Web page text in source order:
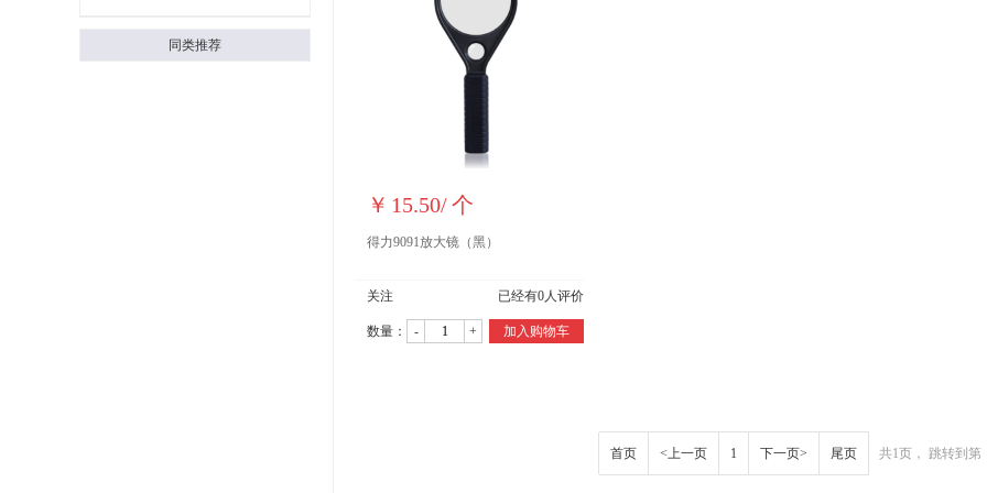
同类推荐
￥ 15.50/个
得力9091放大镜（黑）
关注 已经有0人评价
数量： - + 加入购物车
首页 <上一页 1 下一页> 尾页 共1页， 跳转到第